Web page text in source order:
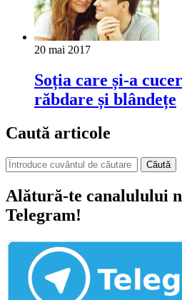
20 mai 2017
Soția care și-a
răbdare și blândețe
Caută articole
Căută
Alătură-te canalulului
Telegram!